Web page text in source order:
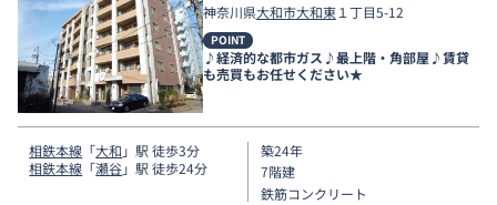
神奈川県大和市大和東１丁目5-12
POINT
♪経済的な都市ガス♪最上階・角部屋♪賃貸
も売買もお任せください★
相鉄本線 「大和 」駅 徒歩3分
相鉄本線 「瀬谷」駅 徒歩24分
築24年
7階建
鉄筋コンクリート